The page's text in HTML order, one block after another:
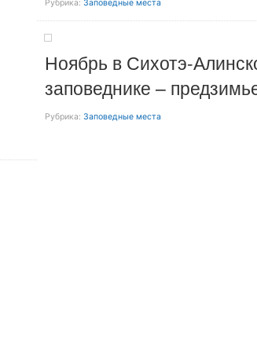
Рубрика: Заповедные места
Ноябрь в Сихотэ-
заповеднике –
Рубрика: Заповедные места